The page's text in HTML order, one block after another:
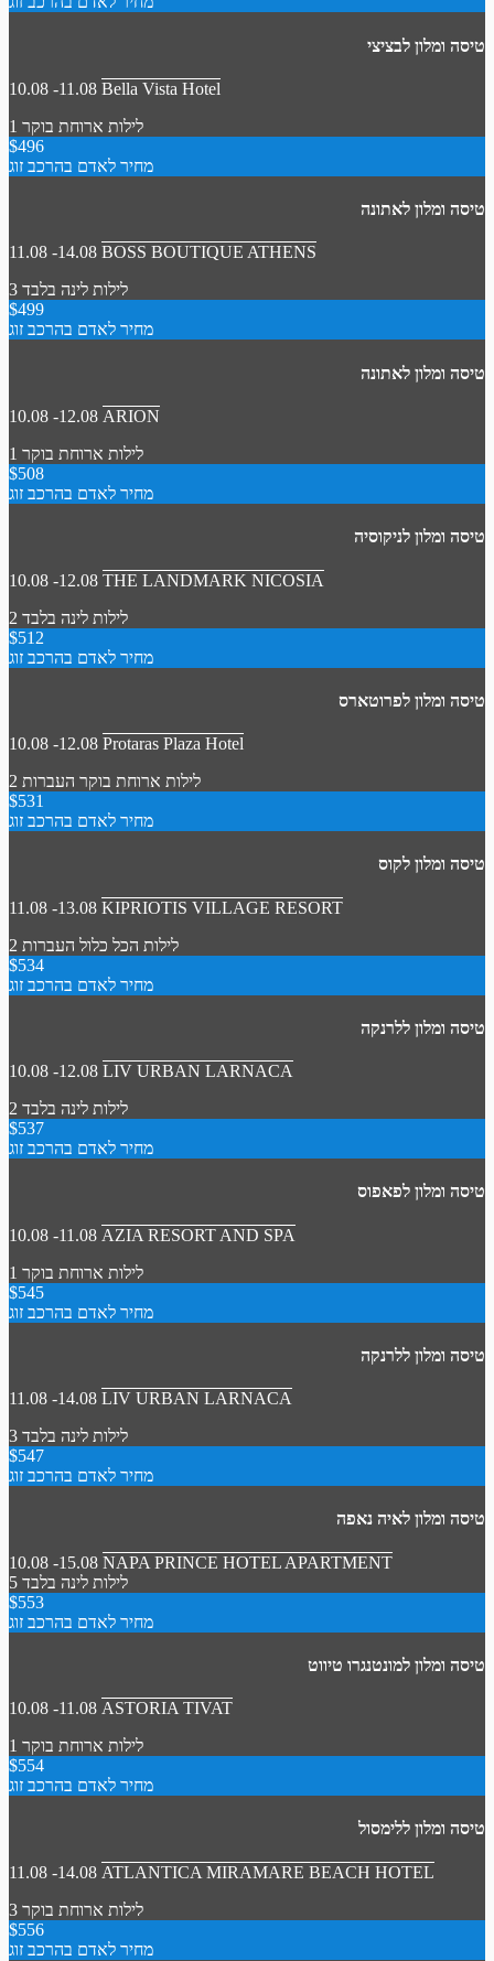
טיסה ומלון לבציצי
10.08 -11.08 Bella Vista Hotel
1 לילות ארוחת בוקר
$496
מחיר לאדם בהרכב זוג
טיסה ומלון לאתונה
11.08 -14.08 BOSS BOUTIQUE ATHENS
3 לילות לינה בלבד
$499
מחיר לאדם בהרכב זוג
טיסה ומלון לאתונה
10.08 -12.08 ARION
1 לילות ארוחת בוקר
$508
מחיר לאדם בהרכב זוג
טיסה ומלון לניקוסיה
10.08 -12.08 THE LANDMARK NICOSIA
2 לילות לינה בלבד
$512
מחיר לאדם בהרכב זוג
טיסה ומלון לפרוטארס
10.08 -12.08 Protaras Plaza Hotel
2 לילות ארוחת בוקר העברות
$531
מחיר לאדם בהרכב זוג
טיסה ומלון לקוס
11.08 -13.08 KIPRIOTIS VILLAGE RESORT
2 לילות הכל כלול העברות
$534
מחיר לאדם בהרכב זוג
טיסה ומלון ללרנקה
10.08 -12.08 LIV URBAN LARNACA
2 לילות לינה בלבד
$537
מחיר לאדם בהרכב זוג
טיסה ומלון לפאפוס
10.08 -11.08 AZIA RESORT AND SPA
1 לילות ארוחת בוקר
$545
מחיר לאדם בהרכב זוג
טיסה ומלון ללרנקה
11.08 -14.08 LIV URBAN LARNACA
3 לילות לינה בלבד
$547
מחיר לאדם בהרכב זוג
טיסה ומלון לאיה נאפה
10.08 -15.08 NAPA PRINCE HOTEL APARTMENT
5 לילות לינה בלבד
$553
מחיר לאדם בהרכב זוג
טיסה ומלון למונטנגרו טיווט
10.08 -11.08 ASTORIA TIVAT
1 לילות ארוחת בוקר
$554
מחיר לאדם בהרכב זוג
טיסה ומלון ללימסול
11.08 -14.08 ATLANTICA MIRAMARE BEACH HOTEL
3 לילות ארוחת בוקר
$556
מחיר לאדם בהרכב זוג